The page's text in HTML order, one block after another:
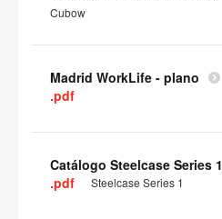
Cubow
Madrid WorkLife - plano
.pdf
Catálogo Steelcase Series 1
.pdf
Steelcase Series 1